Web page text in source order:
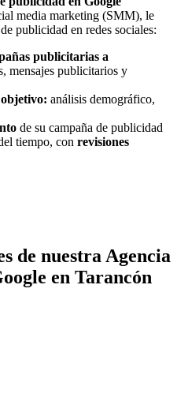
media marketing (SMM), le
publicidad en redes sociales:
publicitarias a
mensajes publicitarios y
análisis demográfico,
de su campaña de publicidad
tiempo, con revisiones
de nuestra Agencia
en Tarancón